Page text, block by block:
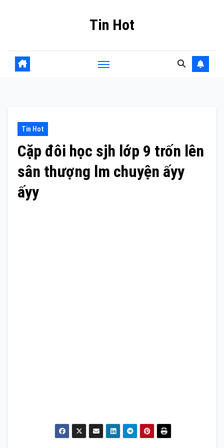
Tin Hot
Tin Hot
Cặp đôi học sjh lớp 9 trốn lên
sân thượng lm chuyện ấyy
ấyy